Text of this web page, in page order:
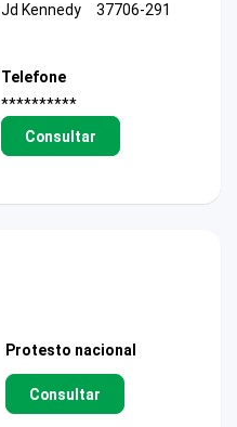
Jd Kennedy
37706-291
Telefone
**********
Consultar
Protesto nacional
Consultar